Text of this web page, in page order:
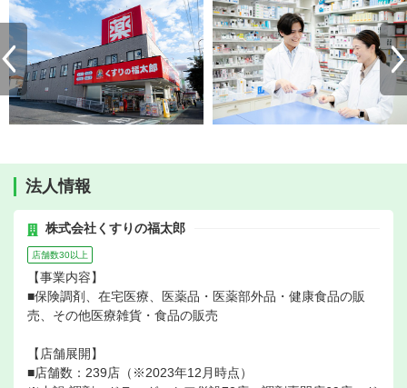
法人情報
株式会社くすりの福太郎
店舗数30以上
【事業内容】
■保険調剤、在宅医療、医薬品・医薬部外品・健康食品の販
売、その他医療雑貨・食品の販売
【店舗展開】
■店舗数：239店（※2023年12月時点）